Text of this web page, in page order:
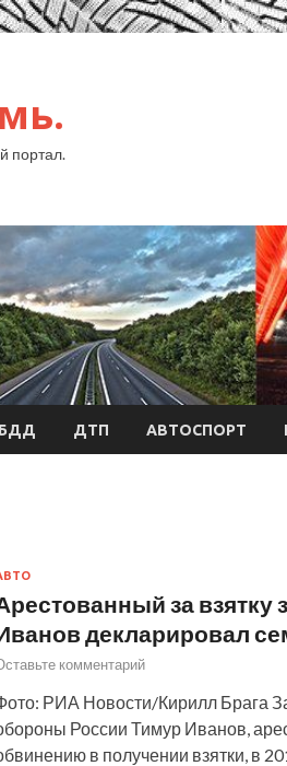
портал.
ДТП АВТОСПОРТ
за взятку
декларировал
комментарий
РИА Новости/Кирилл Брага
России Тимур Иванов,
в получении взятки, в